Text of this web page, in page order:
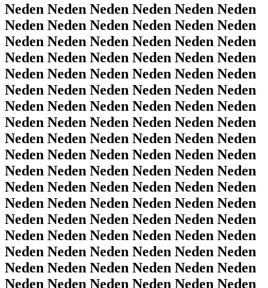
Neden Neden Neden Neden Neden Neden
Neden Neden Neden Neden Neden Neden
Neden Neden Neden Neden Neden Neden
Neden Neden Neden Neden Neden Neden
Neden Neden Neden Neden Neden Neden
Neden Neden Neden Neden Neden Neden
Neden Neden Neden Neden Neden Neden
Neden Neden Neden Neden Neden Neden
Neden Neden Neden Neden Neden Neden
Neden Neden Neden Neden Neden Neden
Neden Neden Neden Neden Neden Neden
Neden Neden Neden Neden Neden Neden
Neden Neden Neden Neden Neden Neden
Neden Neden Neden Neden Neden Neden
Neden Neden Neden Neden Neden Neden
Neden Neden Neden Neden Neden Neden
Neden Neden Neden Neden Neden Neden
Neden Neden Neden Neden Neden Neden